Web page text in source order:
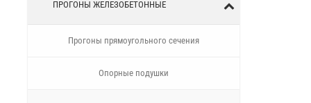
ПРОГОНЫ ЖЕЛЕЗОБЕТОННЫЕ
Прогоны прямоугольного сечения
Опорные подушки